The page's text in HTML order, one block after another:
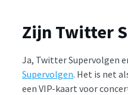
Zijn Twitter
Ja, Twitter Supervolgen
Supervolgen. Het is net
een VIP-kaart voor